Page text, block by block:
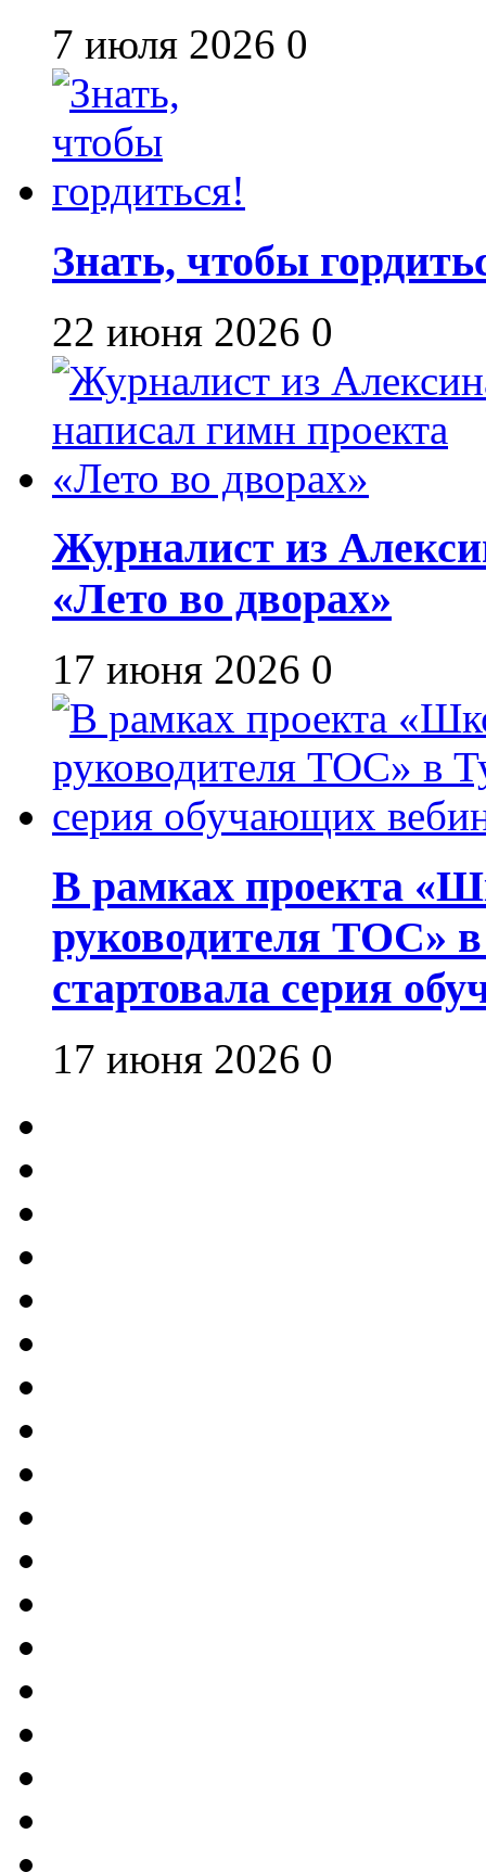
7 июля 2026 0
Знать, чтобы
22 июня 2026 0
Журналист из
«Лето во дворах»
17 июня 2026 0
В рамках проекта
руководителя ТОС»
стартовала серия
17 июня 2026 0